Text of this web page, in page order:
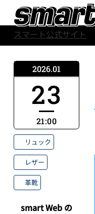
スマート公式サイト
2026.01
23
21:00
リュック
レザー
革靴
smart Web の